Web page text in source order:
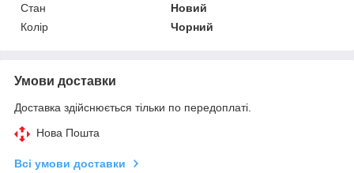
Стан
Новий
Колір
Чорний
Умови доставки
Доставка здійснюється тільки по передоплаті.
Нова Пошта
Всі умови доставки